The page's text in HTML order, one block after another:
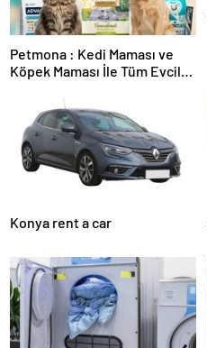
Petmona : Kedi Maması ve
Köpek Maması İle Tüm Evcil
Konya rent a car